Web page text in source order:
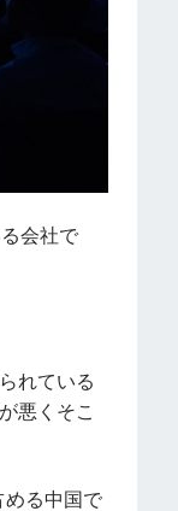
会社で
れている
悪くそこ
める中国で